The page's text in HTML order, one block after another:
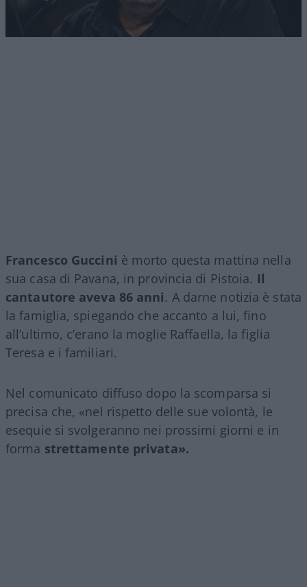
Francesco Guccini è morto questa mattina nella
sua casa di Pavana, in provincia di Pistoia. Il
cantautore aveva 86 anni. A darne notizia è stata
la famiglia, spiegando che accanto a lui, fino
all’ultimo, c’erano la moglie Raffaella, la figlia
Teresa e i familiari.
Nel comunicato diffuso dopo la scomparsa si
precisa che, «nel rispetto delle sue volontà, le
esequie si svolgeranno nei prossimi giorni e in
forma strettamente privata».